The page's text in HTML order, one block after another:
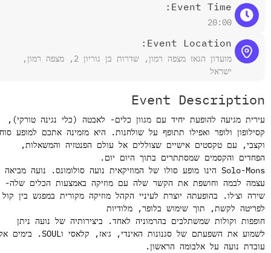
Event Time:
20:00
Event Location:
מועדון הגאז מצפה רמון, שדרות בן גוריון 2, מצפה רמון,
Event
להופעת יחיד עם מגוון כלים- לאבטה (כלי נגינה טורקי),
ולופר ואפילו תתופף על שולחנות. היא מזמינה אתכם למופע סוחף
טקסטים אישיים שצוללים אל עולם הפנטזיה והמשאלות,
שמסתתרים בתוך היום יום.
Solo-Mons הינו מופע סולו של המוזיקאית נועה סולומונס. נועה מביאה
וחושפת את הקשר שלה עם מוזיקה באמצעות הכלים שלה-
בהופעתה יוצרת לעיניי הקהל מוזיקה מקורית במפגש בין קול
תוך שימוש בלופר, מלודיות
שמשתלבים בהרמוניה לאחד. ביצירותיה של נועה ניתן
לשמוע את השפעתם של סגנונות האינדי, ג׳אז, קלאסי וSOUL. בימים אלו
על אלבומה הראשון.